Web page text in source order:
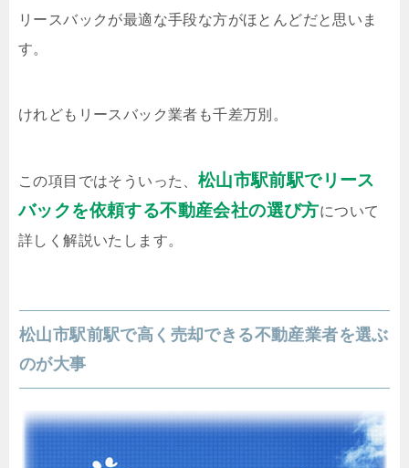
リースバックが最適な手段な方がほとんどだと思いま
す。
けれどもリースバック業者も千差万別。
この項目ではそういった、 松山市駅前駅でリース
バックを依頼する不動産会社の選び方について
詳しく解説いたします。
松山市駅前駅で高く売却できる不動産業者を選ぶ
のが大事